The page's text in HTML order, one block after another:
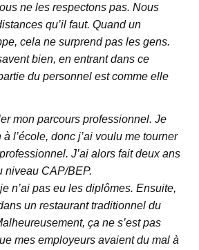
ne les respectons pas. Nous
qu’il faut. Quand un
cela ne surprend pas les gens.
bien, en entrant dans ce
du personnel est comme elle
mon parcours professionnel. Je
à l’école, donc j’ai voulu me tourner
J’ai alors fait deux ans
niveau CAP/BEP.
n’ai pas eu les diplômes. Ensuite,
un restaurant traditionnel du
ça ne s’est pas
mes employeurs avaient du mal à